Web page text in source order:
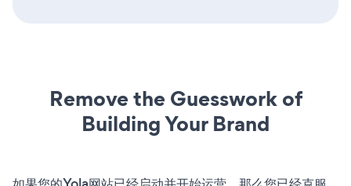
Remove the Guesswork of
Building Your Brand